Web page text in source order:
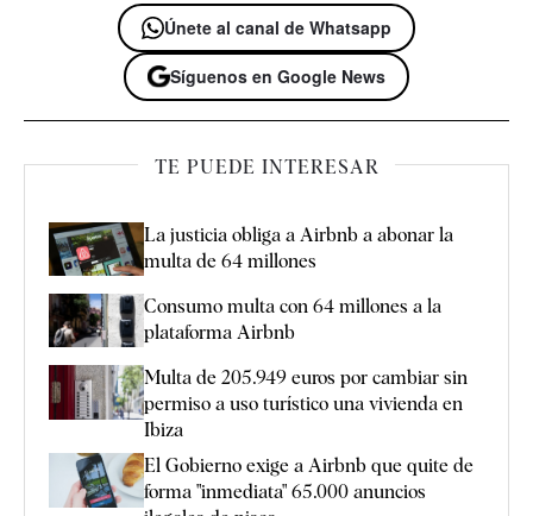
Únete al canal de Whatsapp
Síguenos en Google News
TE PUEDE INTERESAR
La justicia obliga a Airbnb a abonar la
multa de 64 millones
Consumo multa con 64 millones a la
plataforma Airbnb
Multa de 205.949 euros por cambiar sin
permiso a uso turístico una vivienda en
Ibiza
El Gobierno exige a Airbnb que quite de
forma "inmediata" 65.000 anuncios